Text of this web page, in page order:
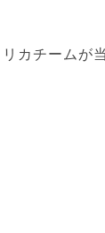
カチームが